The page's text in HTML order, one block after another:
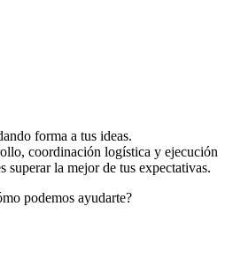
forma a tus ideas.
coordinación logística y ejecución
superar la mejor de tus expectativas.
podemos ayudarte?